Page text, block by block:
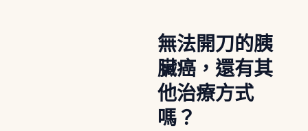
無法開刀的胰
臟癌，還有其
他治療方式
嗎？